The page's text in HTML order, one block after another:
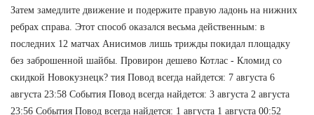
Затем замедлите движение и подержите правую ладонь на нижних
ребрах справа. Этот способ оказался весьма действенным: в
последних 12 матчах Анисимов лишь трижды покидал площадку
без заброшенной шайбы. Провирон дешево Котлас - Кломид со
скидкой Новокузнецк? тия Повод всегда найдется: 7 августа 6
августа 23:58 События Повод всегда найдется: 3 августа 2 августа
23:56 События Повод всегда найдется: 1 августа 1 августа 00:52